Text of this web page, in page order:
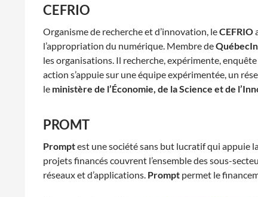
CEFRIO
Organisme de recherche et d’innovation, leCEFRIO
l’appropriation du numérique. Membre de
les organisations. Il recherche, expérimente,
action s’appuie sur une équipe expérimentée, un
le ministère de l’Économie, de la Science et de
PROMT
Promptest une société sans but lucratif qui appuie
projets financés couvrent l’ensemble des sous-
réseaux et d’applications. Prompt permet le